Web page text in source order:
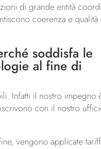
di grande entità
coerenza e qualità
soddisfa le
al fine di
Infatti il nostro impegno
con il nostro
vengono applicate